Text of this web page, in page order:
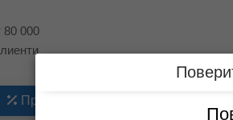
80 000
Промоции